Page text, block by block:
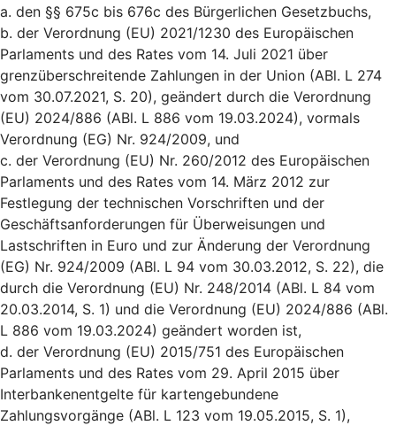
a. den §§ 675c bis 676c des Bürgerlichen Gesetzbuchs,
b. der Verordnung (EU) 2021/1230 des Europäischen
Parlaments und des Rates vom 14. Juli 2021 über
grenzüberschreitende Zahlungen in der Union (ABl. L 274
vom 30.07.2021, S. 20), geändert durch die Verordnung
(EU) 2024/886 (ABl. L 886 vom 19.03.2024), vormals
Verordnung (EG) Nr. 924/2009, und
c. der Verordnung (EU) Nr. 260/2012 des Europäischen
Parlaments und des Rates vom 14. März 2012 zur
Festlegung der technischen Vorschriften und der
Geschäftsanforderungen für Überweisungen und
Lastschriften in Euro und zur Änderung der Verordnung
(EG) Nr. 924/2009 (ABl. L 94 vom 30.03.2012, S. 22), die
durch die Verordnung (EU) Nr. 248/2014 (ABl. L 84 vom
20.03.2014, S. 1) und die Verordnung (EU) 2024/886 (ABl.
L 886 vom 19.03.2024) geändert worden ist,
d. der Verordnung (EU) 2015/751 des Europäischen
Parlaments und des Rates vom 29. April 2015 über
Interbankenentgelte für kartengebundene
Zahlungsvorgänge (ABl. L 123 vom 19.05.2015, S. 1),